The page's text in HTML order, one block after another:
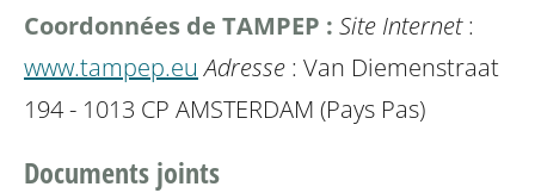
Coordonnées de TAMPEP : Site Internet:
www.tampep.eu Adresse : Van Diemenstraat
194 - 1013 CP AMSTERDAM (Pays Pas)
Documents joints